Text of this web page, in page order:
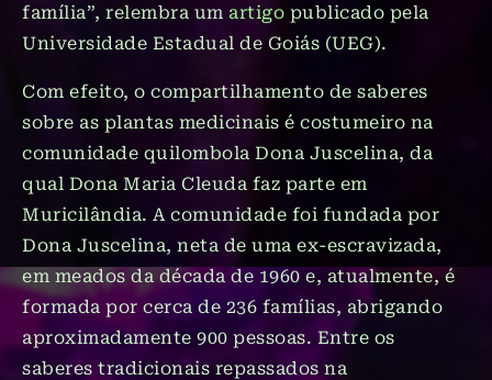
família”, relembra um artigo publicado pela
Universidade Estadual de Goiás (UEG).
Com efeito, o compartilhamento de saberes
sobre as plantas medicinais é costumeiro na
comunidade quilombola Dona Juscelina, da
qual Dona Maria Cleuda faz parte em
Muricilândia. A comunidade foi fundada por
Dona Juscelina, neta de uma ex-escravizada,
em meados da década de 1960 e, atualmente, é
formada por cerca de 236 famílias, abrigando
aproximadamente 900 pessoas. Entre os
saberes tradicionais repassados na